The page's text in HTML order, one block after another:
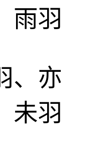
雨羽
、亦
未羽